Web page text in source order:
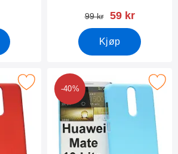
gammel pris
99 kr ny pris
59 kr
Kjøp
Huawei Mate 10 Lite som favoritt
-40%
Merk hardcase Deksel Huawei